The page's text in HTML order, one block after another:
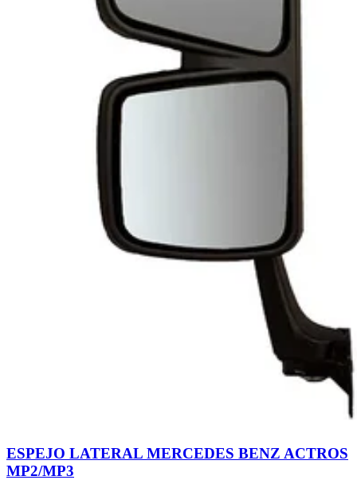
ESPEJO LATERAL MERCEDES BENZ ACTROS
MP2/MP3